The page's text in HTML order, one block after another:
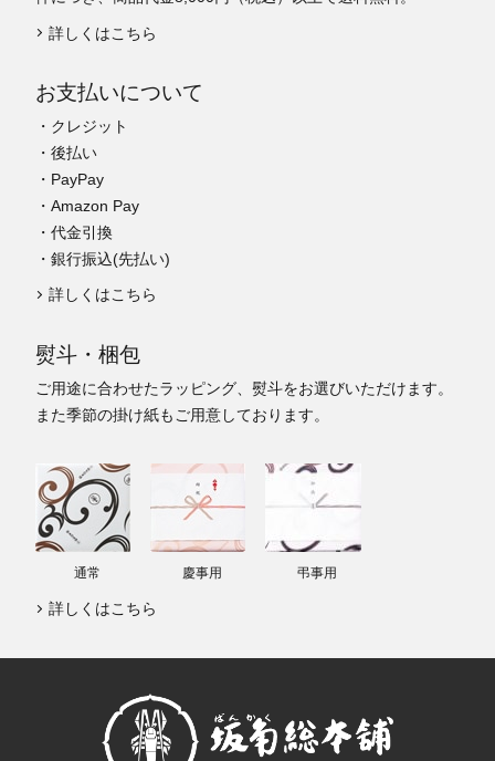
詳しくはこちら
お支払いについて
・クレジット
・後払い
・PayPay
・Amazon Pay
・代金引換
・銀行振込(先払い)
詳しくはこちら
熨斗・梱包
ご用途に合わせたラッピング、熨斗をお選びいただけます。
また季節の掛け紙もご用意しております。
通常 慶事用 弔事用
詳しくはこちら